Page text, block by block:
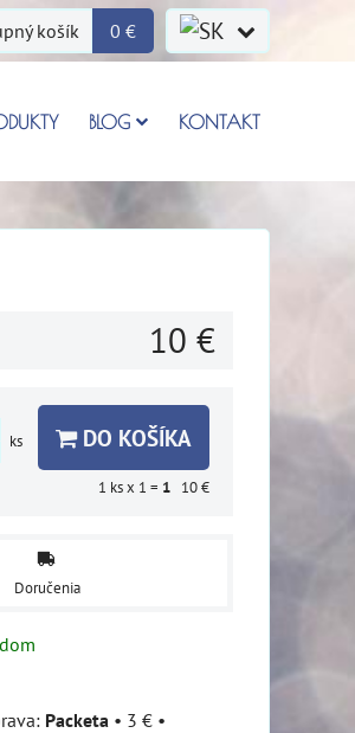
košík 0 €
BLOG KONTAKT
10 €
ks DO KOŠÍKA
1 ks x 1 = 1 10 €
Doručenia
Packeta • 3 € •